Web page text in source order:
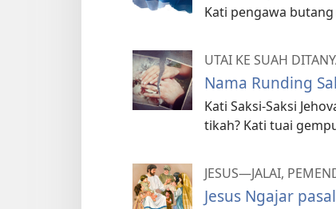
Kati pengawa
UTAI KE SUAH
Nama Runding
Kati Saksi-Saksi
tikah? Kati tuai
JESUS—JALAI,
Jesus Ngajar